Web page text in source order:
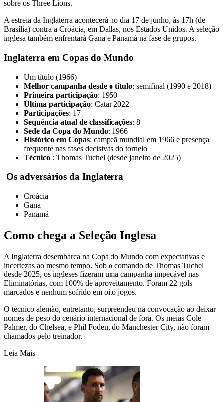
sobre os Three Lions.
A estreia da Inglaterra acontecerá no dia 17 de junho, às 17h (de
Brasília) contra a Croácia, em Dallas, nos Estados Unidos. A seleção
inglesa também enfrentará Gana e Panamá na fase de grupos.
Inglaterra em Copas do Mundo
Um título (1966)
Melhor campanha desde o título: semifinal (1990 e 2018)
Primeira participação: 1950
Última participação: Catar 2022
Participações: 17
Sequência atual de classificações: 8
Sede da Copa do Mundo: 1966
Histórico em Copas: campeã mundial em 1966 e presença
frequente nas fases decisivas do torneio
Técnico : Thomas Tuchel (desde janeiro de 2025)
Os adversários da Inglaterra
Croácia
Gana
Panamá
Como chega a Seleção Inglesa
A Inglaterra desembarca na Copa do Mundo com expectativas e
incertezas ao mesmo tempo. Sob o comando de Thomas Tuchel
desde 2025, os ingleses fizeram uma campanha impecável nas
Eliminatórias, com 100% de aproveitamento. Foram 22 gols
marcados e nenhum sofrido em oito jogos.
O técnico alemão, entretanto, surpreendeu na convocação ao deixar
nomes de peso do cenário internacional de fora. Os meias Cole
Palmer, do Chelsea, e Phil Foden, do Manchester City, não foram
chamados pelo treinador.
Leia Mais